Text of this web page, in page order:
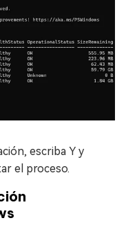
escriba Y y
el proceso.